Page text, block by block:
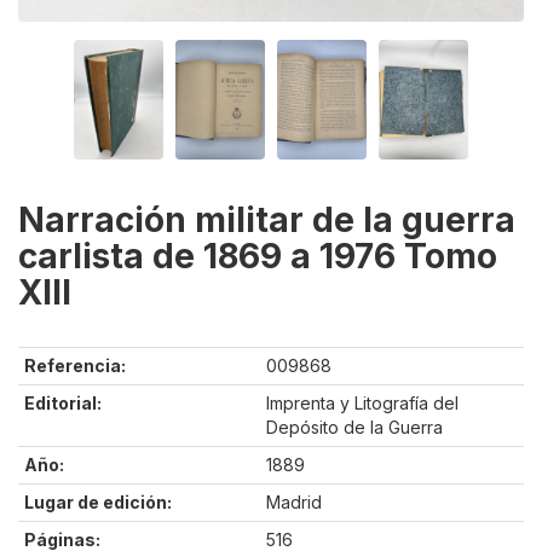
Narración militar de la guerra
carlista de 1869 a 1976 Tomo
XIII
Referencia:
009868
Editorial:
Imprenta y Litografía del
Depósito de la Guerra
Año:
1889
Lugar de edición:
Madrid
Páginas:
516